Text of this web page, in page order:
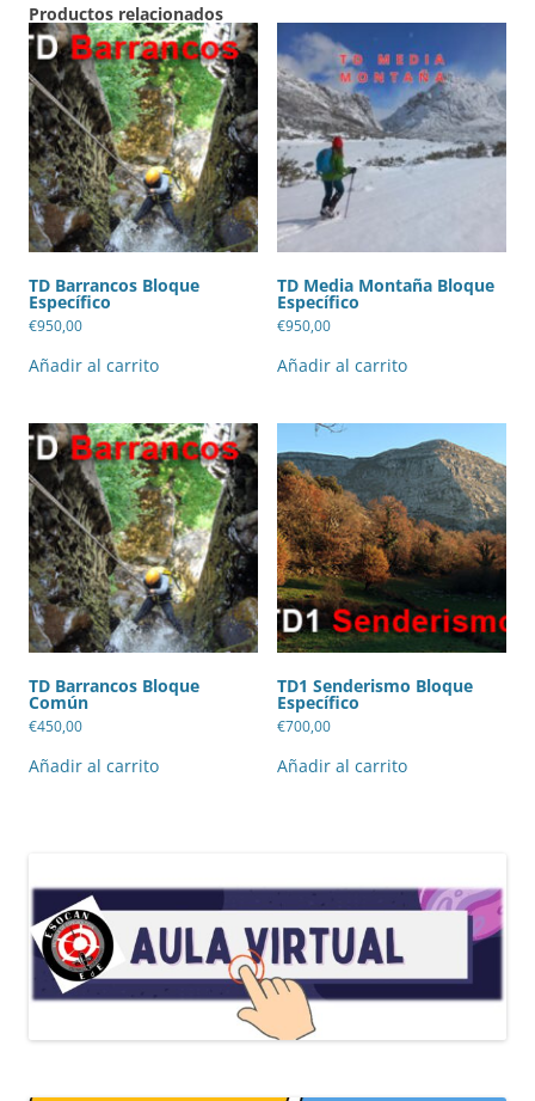
Productos relacionados
TD Barrancos Bloque
Específico
€950,00
Añadir al carrito
TD Media Montaña Bloque
Específico
€950,00
Añadir al carrito
TD Barrancos Bloque
Común
€450,00
Añadir al carrito
TD1 Senderismo Bloque
Específico
€700,00
Añadir al carrito